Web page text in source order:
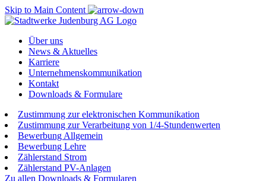
Skip to Main Content
Über uns
News & Aktuelles
Karriere
Unternehmenskommunikation
Kontakt
Downloads & Formulare
Zustimmung zur elektronischen Kommunikation
Zustimmung zur Verarbeitung von 1/4-Stundenwerten
Bewerbung Allgemein
Bewerbung Lehre
Zählerstand Strom
Zählerstand PV-Anlagen
Zu allen Downloads & Formularen